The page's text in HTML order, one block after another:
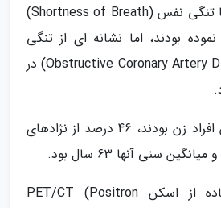
سینه (Chest Pain) یا تنگی نفس (Shortness of Breath)
بودند، اما نشانه ای از تنگی
عروق کرونری (Obstructive Coronary Artery Disease) در
حدود 70 درصد از این افراد زن بودند، 46 درصد از نژادهای
سنی آنها 63 سال بود.
پژوهشگران با استفاده از اسکن PET/CT (Positron